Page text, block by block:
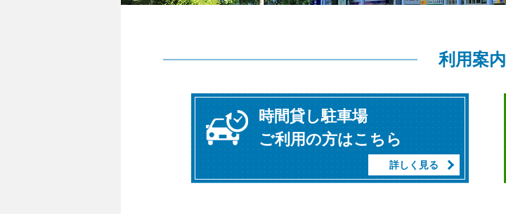
利用案内
時間貸し駐車場
ご利用の方はこちら
詳しく見る